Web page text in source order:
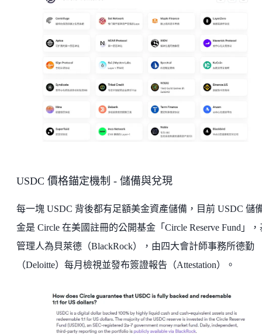
USDC 價格錨定機制 - 儲備與兌現
每一塊 USDC 背後都有足額美金資產儲備，目前 USDC 儲
金是 Circle 在美國註冊的公開基金「Circle Reserve Fund」
管理人為貝萊德（BlackRock），由四大會計師事務所德勤
（Deloitte）每月檢視並發布簽證報告（Attestation）。